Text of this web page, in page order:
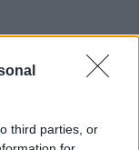
third parties, or